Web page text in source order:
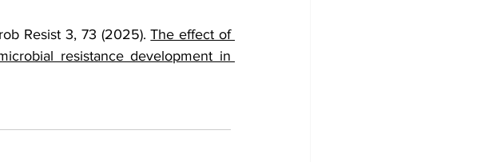
Resist 3, 73 (2025). The effect of
resistance development in